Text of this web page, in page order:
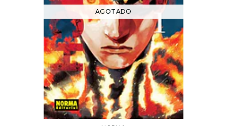
AGOTADO